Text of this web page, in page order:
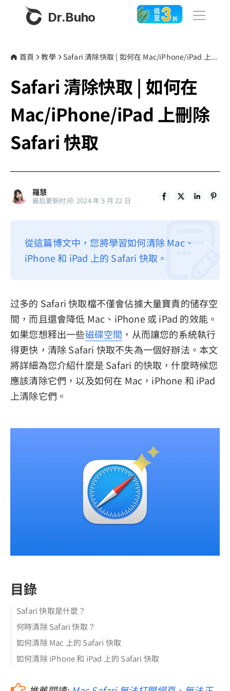
Dr.Buho
產品
BuhoCleaner
BuhoUnlocker
BuhoRepair
BuhoLaunchpad
商店
部落格
更多
隱私權政策
服務條款
首頁 教學 Safari 清除快取 | 如何在 Mac/iPhone/iPad 上刪除 Safari 快取
Safari 清除快取 | 如何在
Mac/iPhone/iPad 上刪除
Safari 快取
羅慧
最后更新时间: 2024 年 5 月 22 日
從這篇博文中，您將學習如何清除 Mac、
iPhone 和 iPad 上的 Safari 快取。
过多的 Safari 快取檔不僅會佔據大量寶貴的储存空
間，而且還會降低 Mac、iPhone 或 iPad 的效能。
如果您想释出一些磁碟空間 ，从而讓您的系統執行
得更快，清除 Safari 快取不失為一個好辦法。本文
將詳細為您介紹什麼是 Safari 的快取，什麼時候您
應該清除它們，以及如何在 Mac，iPhone 和 iPad
上清除它們。
目錄
Safari 快取是什麼？
何時清除 Safari 快取？
如何清除 Mac 上的 Safari 快取
如何清除 iPhone 和 iPad 上的 Safari 快取